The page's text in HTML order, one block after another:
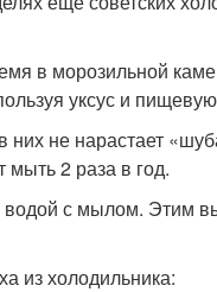
в морозильной
уксус и
них не нарастает
мыть 2 раза в год.
с мылом. Этим
из холодильника: